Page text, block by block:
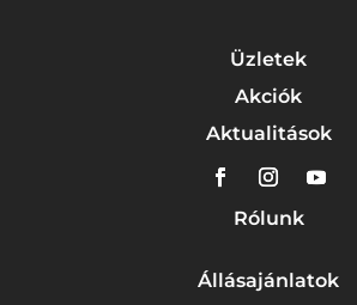
Üzletek
Akciók
Aktualitások
Rólunk
Állásajánlatok